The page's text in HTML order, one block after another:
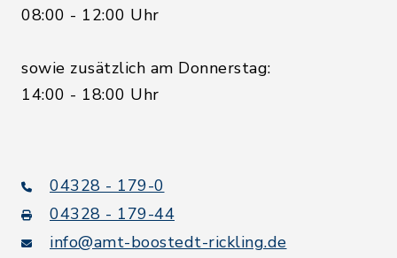
08:00 - 12:00 Uhr
sowie zusätzlich am Donnerstag:
14:00 - 18:00 Uhr
04328 - 179-0
04328 - 179-44
info@amt-boostedt-rickling.de